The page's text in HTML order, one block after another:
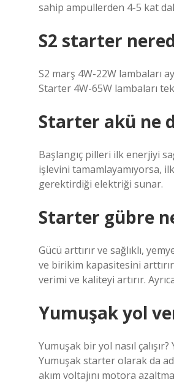
sahip ampullerden 4-5 kat
S2 starter
S2 marş 4W-22W lambaları
Starter 4W-65W lambaları
Starter akü ne
Başlangıç ​​pilleri ilk enerjiyi
işlevini tamamlayamıyorsa,
gerektirdiği elektriği sunar.
Starter gübre
Gücü arttırır ve sağlıklı,
ve birikim kapasitesini
verimi ve kaliteyi artırır.
Yumuşak yol
Yumuşak bir yol nasıl
Yumuşak starter olarak da
akım voltajını motora